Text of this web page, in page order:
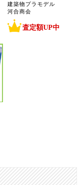
建築物プラモデル
河合商会
査定額UP中